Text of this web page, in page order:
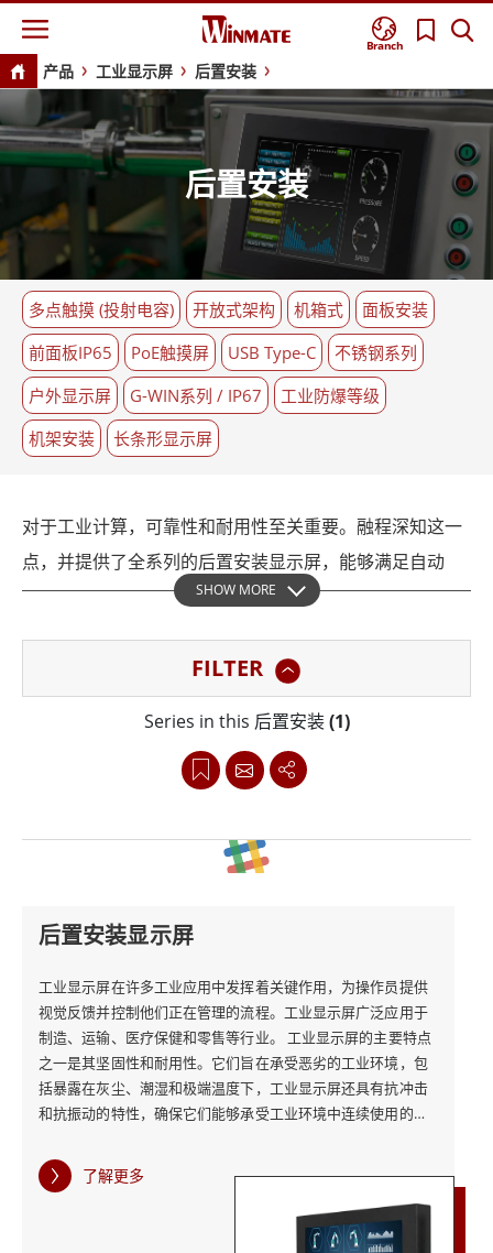
Branch
产品 工业显示屏 后置安装
后置安装
多点触摸 (投射电容) 开放式架构 机箱式
面板安装
前面板IP65
PoE触摸屏 USB Type-C
不锈钢系列
户外显示屏
G-WIN系列 / IP67
工业防爆等级
机架安装
长条形显示屏
对于工业计算，可靠性和耐用性至关重要。融程深知这一
点，并提供了全系列的后置安装显示屏，能够满足自动
化、运输和军事等各个行业的严苛要求，这些显示屏采用
融程后置安装显示屏的突出特点之一是其结构中使用的高
品质组件。且由于英特尔、索尼和希捷等值得信赖的供应
级性能并持续使用数年。此外，融程提供完整的1年制造
商保修，以确保客户满意度。
融程后置安装显示屏的另一大特点是其可定制性。由于能
够定制每台计算机以满足特定的项目要求，您可以确信您
获得了满足您需求的最佳解决方案。融程的后置安装显示
屏系列就是一个完美的例子，提供各种触摸屏选项，非常
适合在控制中心、自助服务亭和ATM机中使用。
融程是工业计算机解决方案的领先供应商，我们的显示屏
证明了我们对质量和可靠性的承诺。如果您需要能够应对
恶劣条件并提供顶级性能的计算解决方案，请务必访问融
SHOW MORE
FILTER
Series in this 后置安装(1)
后置安装显示屏
工业显示屏在许多工业应用中发挥着关键作用，为操作员提供
视觉反馈并控制他们正在管理的流​​程。工业显示屏广泛应用于
制造、运输、医疗保健和零售等行业。 工业显示屏的主要特点
之一是其坚固性和耐用性。它们旨在承受恶劣的工业环境，包
括暴露在灰尘、潮湿和极端温度下，工业显示屏还具有抗冲击
和抗振动的特性，确保它们能够承受工业环境中连续使用的需
方案的完美范例。这些显示屏被设计为完全封闭并从后侧固定
在控制台或机柜内，确保面板的任何侧面都不会暴露。这种安
全的后部安装设计提供了额外的保护，防止意外碰撞、灰尘和
其他环境危害造成的潜在损坏。 后置安装系列提供一系列触摸
了解更多